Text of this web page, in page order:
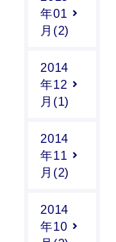
年01
月(2)
2014
年12
月(1)
2014
年11
月(2)
2014
年10